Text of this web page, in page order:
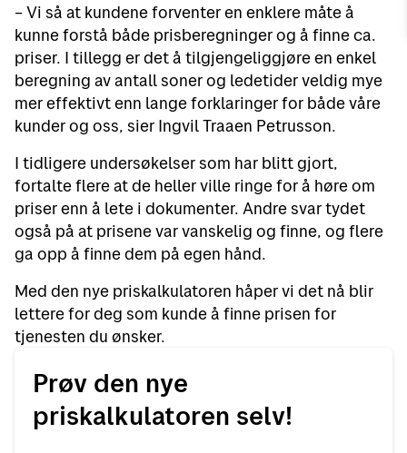
– Vi så at kundene forventer en enklere måte å
kunne forstå både prisberegninger og å finne ca.
priser. I tillegg er det å tilgjengeliggjøre en enkel
beregning av antall soner og ledetider veldig mye
mer effektivt enn lange forklaringer for både våre
kunder og oss, sier Ingvil Traaen Petrusson.
I tidligere undersøkelser som har blitt gjort,
fortalte flere at de heller ville ringe for å høre om
priser enn å lete i dokumenter. Andre svar tydet
også på at prisene var vanskelig og finne, og flere
ga opp å finne dem på egen hånd.
Med den nye priskalkulatoren håper vi det nå blir
lettere for deg som kunde å finne prisen for
tjenesten du ønsker.
Prøv den nye
priskalkulatoren selv!